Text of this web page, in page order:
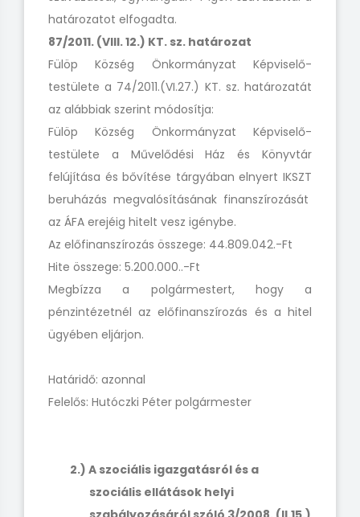
határozatot elfogadta.
87/2011. (VIII. 12.) KT. sz. határozat
Fülöp Község Önkormányzat Képviselő-
testülete a 74/2011.(VI.27.) KT. sz. határozatát
az alábbiak szerint módosítja:
Fülöp Község Önkormányzat Képviselő-
testülete a Művelődési Ház és Könyvtár
felújítása és bővítése tárgyában elnyert IKSZT
beruházás megvalósításának finanszírozását
az ÁFA erejéig hitelt vesz igénybe.
Az előfinanszírozás összege: 44.809.042.-Ft
Hite összege: 5.200.000..-Ft
Megbízza a polgármestert, hogy a
pénzintézetnél az előfinanszírozás és a hitel
ügyében eljárjon.
Határidő: azonnal
Felelős: Hutóczki Péter polgármester
2.) A szociális igazgatásról és a
szociális ellátások helyi